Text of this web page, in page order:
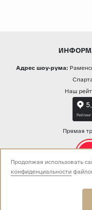
Адрес шоу-рума:
Наш
Прямая
Продолжая использовать
конфиденциальности